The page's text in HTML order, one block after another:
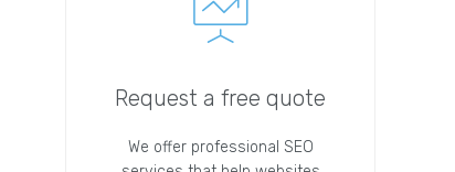
Request a free quote
We offer professional SEO